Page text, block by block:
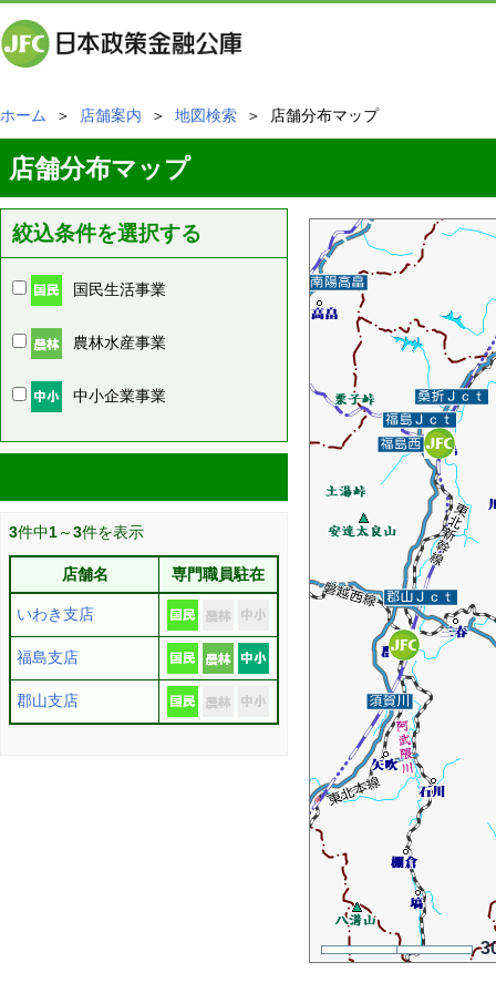
ホーム ＞ 店舗案内 ＞ 地図検索 ＞ 店舗分布マップ
店舗分布マップ
絞込条件を選択する
国民生活事業
農林水産事業
中小企業事業
3件中1～3件を表示
店舗名 専門職員駐在
いわき支店
福島支店
郡山支店